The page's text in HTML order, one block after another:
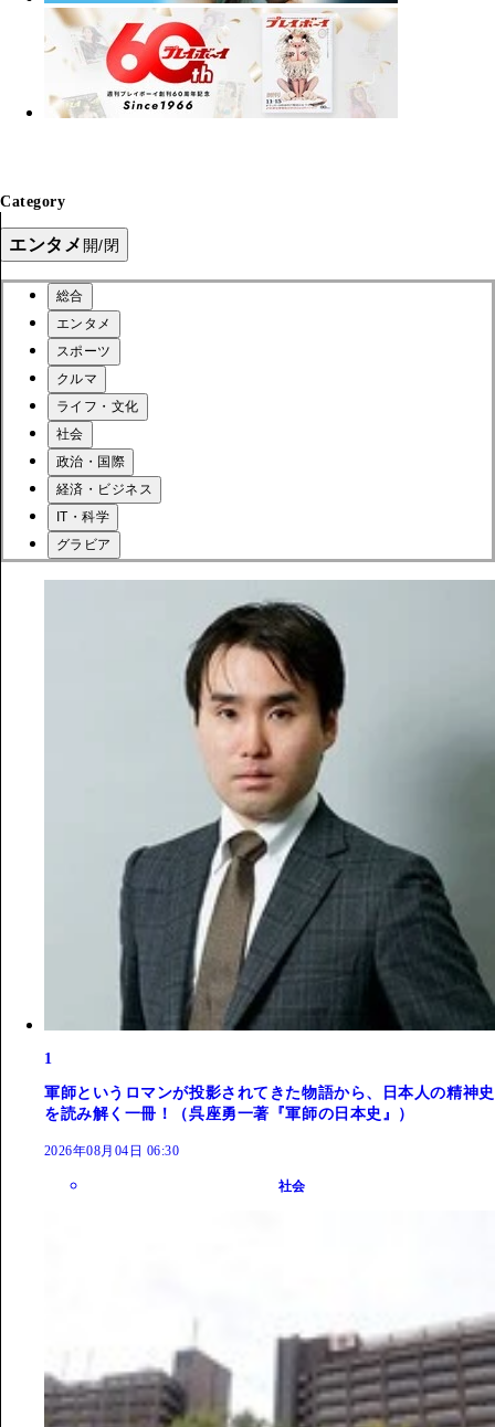
Category
エンタメ 開/閉
総合
エンタメ
スポーツ
クルマ
ライフ・文化
社会
政治・国際
経済・ビジネス
IT・科学
グラビア
1
軍師というロマンが投影されてきた物語から、日本人の精神史
を読み解く一冊！（呉座勇一著『軍師の日本史』）
2026年08月04日 06:30
社会